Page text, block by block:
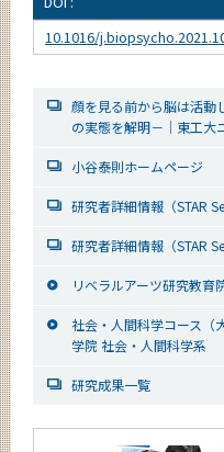
10.1016/
顔を見る前から脳は活動
の実態を解明－｜東工大
小谷泰則ホームページ
研究者詳細情報（STAR
研究者詳細情報（STAR
リベラルアーツ研究教育
社会・人間科学コース（
学院 社会・人間科学系
研究成果一覧